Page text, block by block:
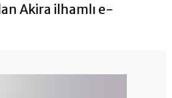
Akira ilhamlı e-